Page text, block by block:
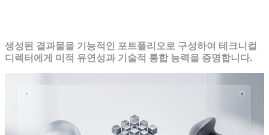
생성된 결과물을 기능적인 포트폴리오로 구성하여 테크니컬
디렉터에게 미적 유연성과 기술적 통합 능력을 증명합니다.